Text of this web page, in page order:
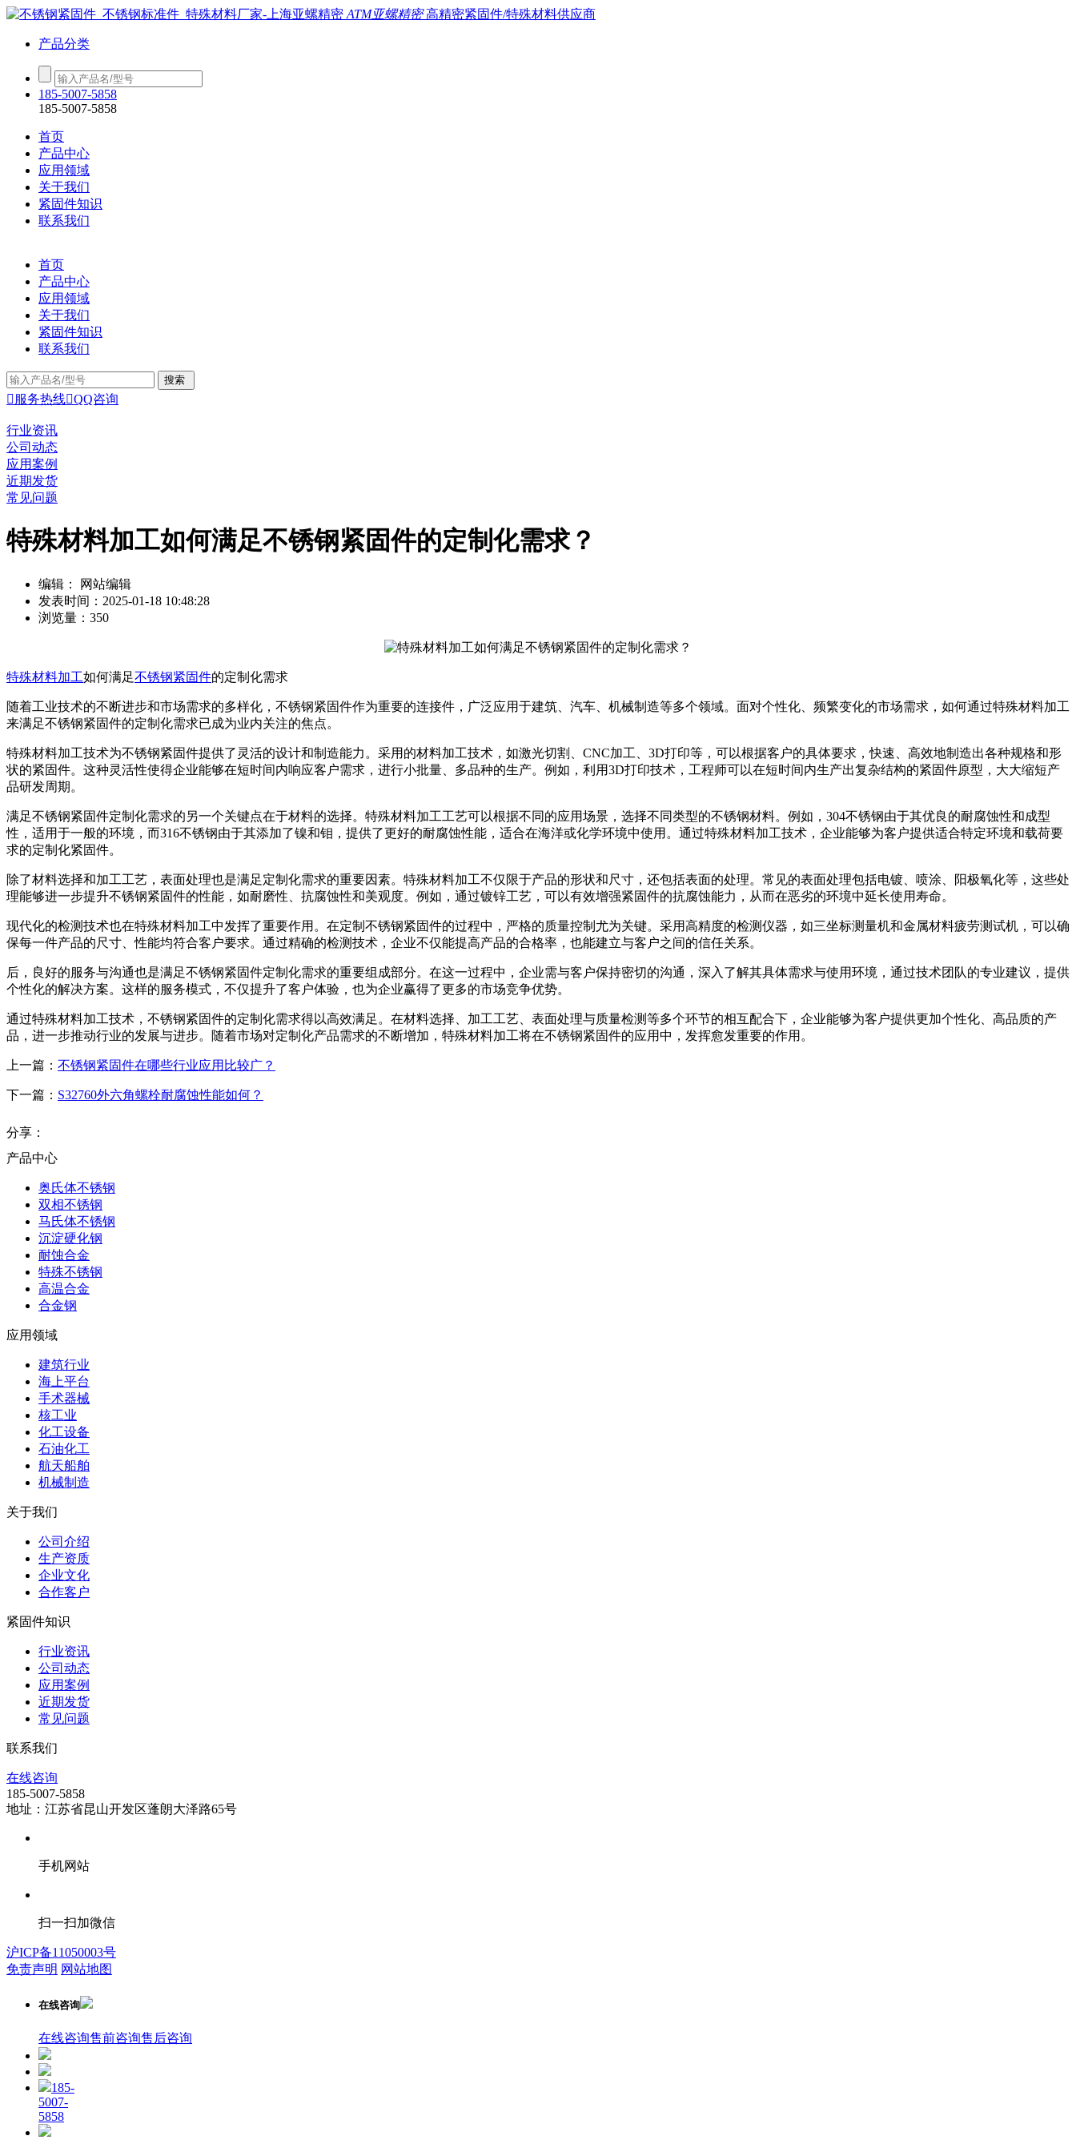
ATM亚螺精密高精密紧固件/特殊材料供应商
产品分类
185-5007-5858
185-5007-5858
首页
产品中心
应用领域
关于我们
紧固件知识
联系我们
首页
产品中心
应用领域
关于我们
紧固件知识
联系我们
 服务热线QQ咨询
行业资讯
公司动态
应用案例
近期发货
常见问题
特殊材料加工如何满足不锈钢紧固件的定制化需求？
编辑： 网站编辑
发表时间：2025-01-18 10:48:28
浏览量：350
特殊材料加工如何满足不锈钢紧固件的定制化需求
随着工业技术的不断进步和市场需求的多样化，不锈钢紧固件作为重要的连接件，广泛应用于建筑、汽车、机械制造等多个领域。面对个性化、频繁变化的市场需求，如何通过特殊材料加工
来满足不锈钢紧固件的定制化需求已成为业内关注的焦点。
特殊材料加工技术为不锈钢紧固件提供了灵活的设计和制造能力。采用的材料加工技术，如激光切割、CNC加工、3D打印等，可以根据客户的具体要求，快速、高效地制造出各种规格和形
状的紧固件。这种灵活性使得企业能够在短时间内响应客户需求，进行小批量、多品种的生产。例如，利用3D打印技术，工程师可以在短时间内生产出复杂结构的紧固件原型，大大缩短产
品研发周期。
满足不锈钢紧固件定制化需求的另一个关键点在于材料的选择。特殊材料加工工艺可以根据不同的应用场景，选择不同类型的不锈钢材料。例如，304不锈钢由于其优良的耐腐蚀性和成型
性，适用于一般的环境，而316不锈钢由于其添加了镍和钼，提供了更好的耐腐蚀性能，适合在海洋或化学环境中使用。通过特殊材料加工技术，企业能够为客户提供适合特定环境和载荷要
求的定制化紧固件。
除了材料选择和加工工艺，表面处理也是满足定制化需求的重要因素。特殊材料加工不仅限于产品的形状和尺寸，还包括表面的处理。常见的表面处理包括电镀、喷涂、阳极氧化等，这些处
理能够进一步提升不锈钢紧固件的性能，如耐磨性、抗腐蚀性和美观度。例如，通过镀锌工艺，可以有效增强紧固件的抗腐蚀能力，从而在恶劣的环境中延长使用寿命。
现代化的检测技术也在特殊材料加工中发挥了重要作用。在定制不锈钢紧固件的过程中，严格的质量控制尤为关键。采用高精度的检测仪器，如三坐标测量机和金属材料疲劳测试机，可以确
保每一件产品的尺寸、性能均符合客户要求。通过精确的检测技术，企业不仅能提高产品的合格率，也能建立与客户之间的信任关系。
后，良好的服务与沟通也是满足不锈钢紧固件定制化需求的重要组成部分。在这一过程中，企业需与客户保持密切的沟通，深入了解其具体需求与使用环境，通过技术团队的专业建议，提供
个性化的解决方案。这样的服务模式，不仅提升了客户体验，也为企业赢得了更多的市场竞争优势。
通过特殊材料加工技术，不锈钢紧固件的定制化需求得以高效满足。在材料选择、加工工艺、表面处理与质量检测等多个环节的相互配合下，企业能够为客户提供更加个性化、高品质的产
品，进一步推动行业的发展与进步。随着市场对定制化产品需求的不断增加，特殊材料加工将在不锈钢紧固件的应用中，发挥愈发重要的作用。
上一篇： 不锈钢紧固件在哪些行业应用比较广？
下一篇： S32760外六角螺栓耐腐蚀性能如何？
分享：
产品中心
奥氏体不锈钢
双相不锈钢
马氏体不锈钢
沉淀硬化钢
耐蚀合金
特殊不锈钢
高温合金
合金钢
应用领域
建筑行业
海上平台
手术器械
核工业
化工设备
石油化工
航天船舶
机械制造
关于我们
公司介绍
生产资质
企业文化
合作客户
紧固件知识
行业资讯
公司动态
应用案例
近期发货
常见问题
联系我们
在线咨询
185-5007-5858
地址：江苏省昆山开发区蓬朗大泽路65号
手机网站
扫一扫加微信
沪ICP备11050003号
免责声明 网站地图
在线咨询
在线咨询售前咨询售后咨询
185-
5007-
5858